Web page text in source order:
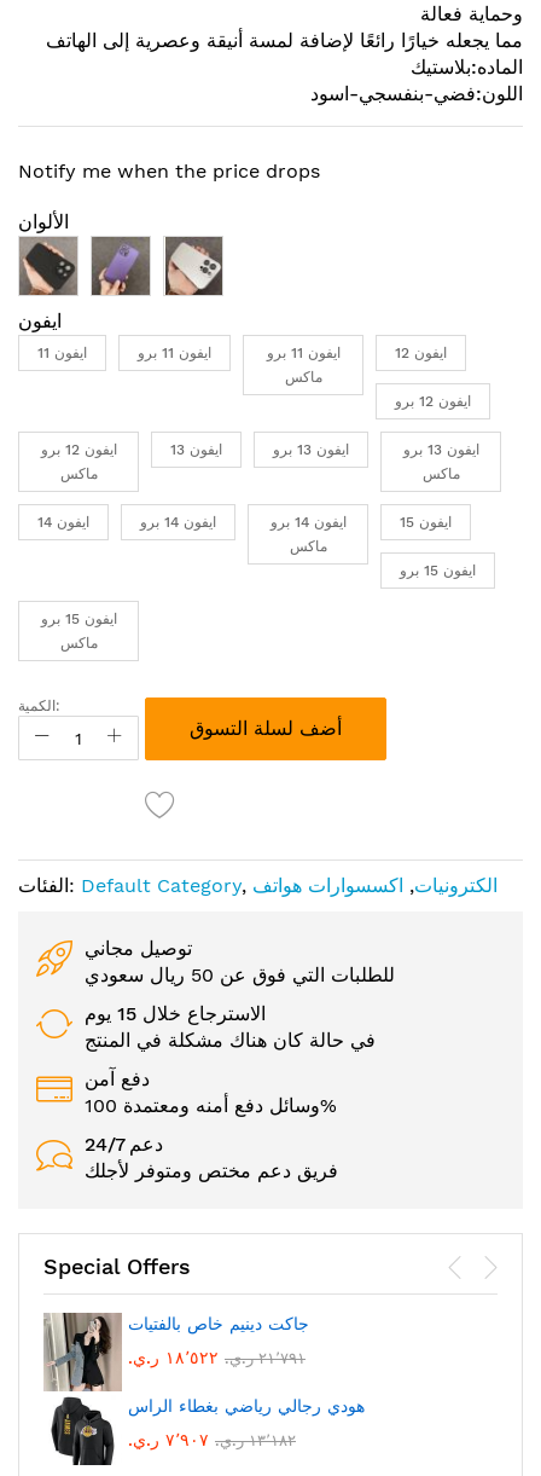
وحماية فعالة
مما يجعله خيارًا رائعًا لإضافة لمسة أنيقة وعصرية إلى الهاتف
الماده:بلاستيك
اللون:فضي-بنفسجي-اسود
Notify me when the price drops
الألوان
ايفون
ايفون 11 ايفون 11 برو
ايفون 11 برو
ماكس
ايفون 12
ايفون 12 برو
ايفون 12 برو
ماكس
ايفون 13 ايفون 13 برو
ايفون 13 برو
ماكس
ايفون 14 ايفون 14 برو
ايفون 14 برو
ماكس
ايفون 15
ايفون 15 برو
ايفون 15 برو
ماكس
الكمية:
أضف لسلة التسوق
الفئات: Default Category, الكترونيات, اكسسوارات هواتف
توصيل مجاني
للطلبات التي فوق عن 50 ريال سعودي
الاسترجاع خلال 15 يوم
في حالة كان هناك مشكلة في المنتج
دفع آمن
وسائل دفع أمنه ومعتمدة 100%
24/7 دعم
فريق دعم مختص ومتوفر لأجلك
Special Offers
جاكت دينيم خاص بالفتيات
١٨٬٥٢٢ ر.ي.‏
٢١٬٧٩١ ر.ي.‏
هودي رجالي رياضي بغطاء الراس
٧٬٩٠٧ ر.ي.‏
١٣٬١٨٢ ر.ي.‏